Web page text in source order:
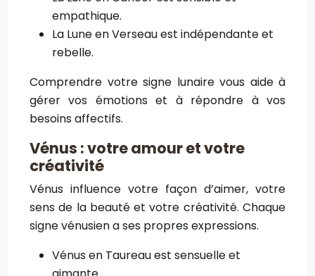
empathique.
La Lune en Verseau est indépendante et
rebelle.
Comprendre votre signe lunaire vous aide à
gérer vos émotions et à répondre à vos
besoins affectifs.
Vénus : votre amour et votre
créativité
Vénus influence votre façon d’aimer, votre
sens de la beauté et votre créativité. Chaque
signe vénusien a ses propres expressions.
Vénus en Taureau est sensuelle et